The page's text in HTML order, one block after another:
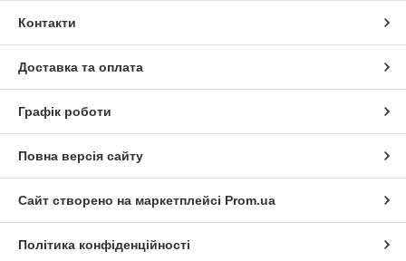
Контакти
Доставка та оплата
Графік роботи
Повна версія сайту
Сайт створено на маркетплейсі Prom.ua
Політика конфіденційності